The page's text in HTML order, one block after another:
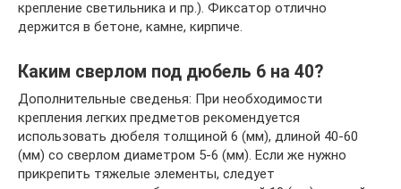
крепление светильника и пр.). Фиксатор отлично
держится в бетоне, камне, кирпиче.
Каким сверлом под дюбель 6 на 40?
Дополнительные сведенья: При необходимости
крепления легких предметов рекомендуется
использовать дюбеля толщиной 6 (мм), длиной 40-60
(мм) со сверлом диаметром 5-6 (мм). Если же нужно
прикрепить тяжелые элементы, следует